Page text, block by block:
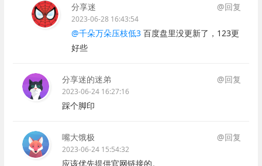
分享迷 @回复
2023-06-28 16:43:54
@千朵万朵压枝低3 百度盘里没更新了，123更
好些
分享迷的迷弟 @回复
2023-06-24 16:27:16
踩个脚印
嘴大饿极 @回复
2023-06-24 15:54:32
应该优先提供官网链接的。